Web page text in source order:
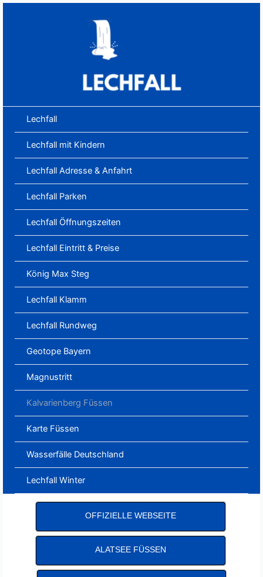
Zum
Lechfall
Lechfall mit Kindern
Lechfall Adresse & Anfahrt
Lechfall Parken
Lechfall Öffnungszeiten
Lechfall Eintritt & Preise
König Max Steg
Lechfall Klamm
Lechfall Rundweg
Geotope Bayern
Magnustritt
Kalvarienberg Füssen
Karte Füssen
Wasserfälle Deutschland
Lechfall Winter
OFFIZIELLE WEBSEITE
ALATSEE FÜSSEN